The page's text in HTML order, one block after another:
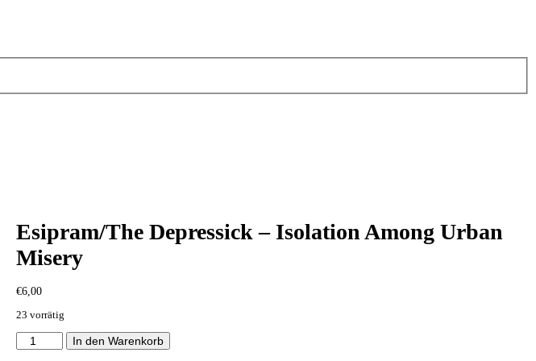
Esipram/The Depressick – Isolation Among Urban
Misery
€6,00
23 vorrätig
Esipram/The
Depressick
In den Warenkorb